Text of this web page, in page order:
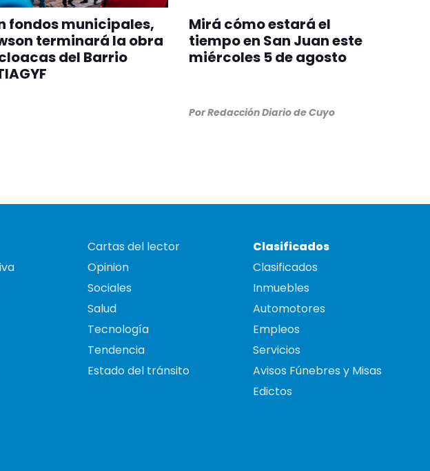
fondos municipales,
terminará la obra
del Barrio
Mirá cómo estará el
tiempo en San Juan este
miércoles 5 de agosto
PorRedacción Diario de Cuyo
Cartas del lector
Opinion
Sociales
Salud
Tecnología
Tendencia
Estado del tránsito
Clasificados
Clasificados
Inmuebles
Automotores
Empleos
Servicios
Avisos Fúnebres y Misas
Edictos